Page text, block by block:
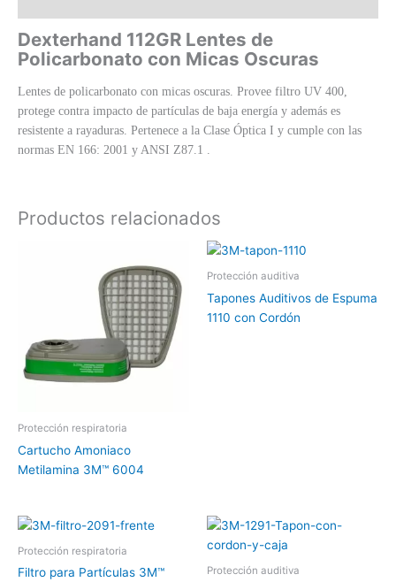
Dexterhand 112GR Lentes de
Policarbonato con Micas Oscuras
Lentes de policarbonato con micas oscuras. Provee filtro UV 400,
protege contra impacto de partículas de baja energía y además es
resistente a rayaduras. Pertenece a la Clase Óptica I y cumple con las
normas EN 166: 2001 y ANSI Z87.1 .
Productos relacionados
Protección respiratoria
Cartucho Amoniaco
Metilamina 3M™ 6004
Protección auditiva
Tapones Auditivos de Espuma
1110 con Cordón
Protección respiratoria
Filtro para Partículas 3M™
Protección auditiva